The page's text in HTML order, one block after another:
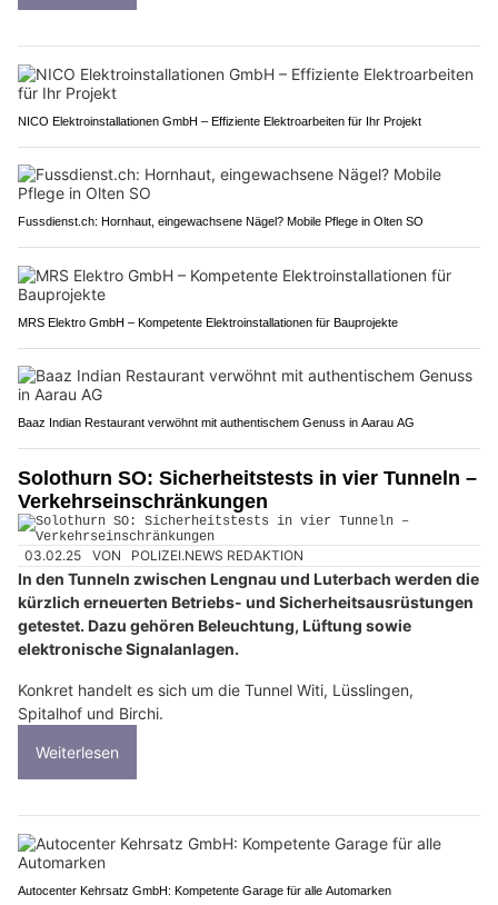
NICO Elektroinstallationen GmbH – Effiziente Elektroarbeiten für Ihr Projekt
Fussdienst.ch: Hornhaut, eingewachsene Nägel? Mobile Pflege in Olten SO
MRS Elektro GmbH – Kompetente Elektroinstallationen für Bauprojekte
Baaz Indian Restaurant verwöhnt mit authentischem Genuss in Aarau AG
Solothurn SO: Sicherheitstests in vier Tunneln –
Verkehrseinschränkungen
03.02.25 VON POLIZEI.NEWS REDAKTION
In den Tunneln zwischen Lengnau und Luterbach werden die
kürzlich erneuerten Betriebs- und Sicherheitsausrüstungen
getestet. Dazu gehören Beleuchtung, Lüftung sowie
elektronische Signalanlagen.
Konkret handelt es sich um die Tunnel Witi, Lüsslingen,
Spitalhof und Birchi.
Weiterlesen
Autocenter Kehrsatz GmbH: Kompetente Garage für alle Automarken